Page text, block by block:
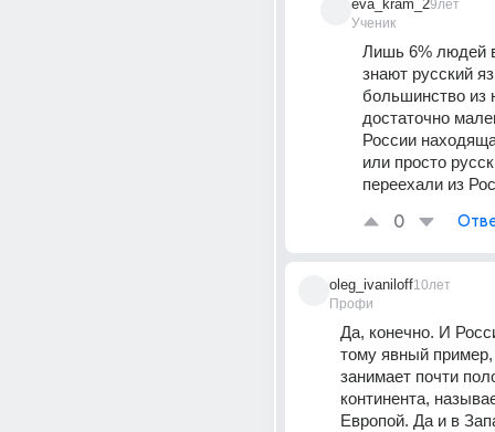
eva_kram_2
Ученик
9лет
Лишь 6% людей
знают русский
большинство из
достаточно
России
или просто
переехали из
0
oleg_ivaniloff
Профи
10лет
Да, конечно. И
тому явный пример,
занимает почти
континента,
Европой. Да и в